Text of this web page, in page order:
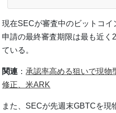
現在SECが審査中のビットコ
申請の最終審査期限は最も近
ている。
関連 ： 承認率高める狙いで現物
修正、米ARK
また、SECが先週末GBTCを現